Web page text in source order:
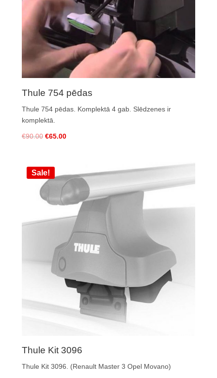
Thule 754 pēdas
Thule 754 pēdas. Komplektā 4 gab. Slēdzenes ir
komplektā.
€90.00 €65.00
Sale!
Thule Kit 3096
Thule Kit 3096. (Renault Master 3 Opel Movano)